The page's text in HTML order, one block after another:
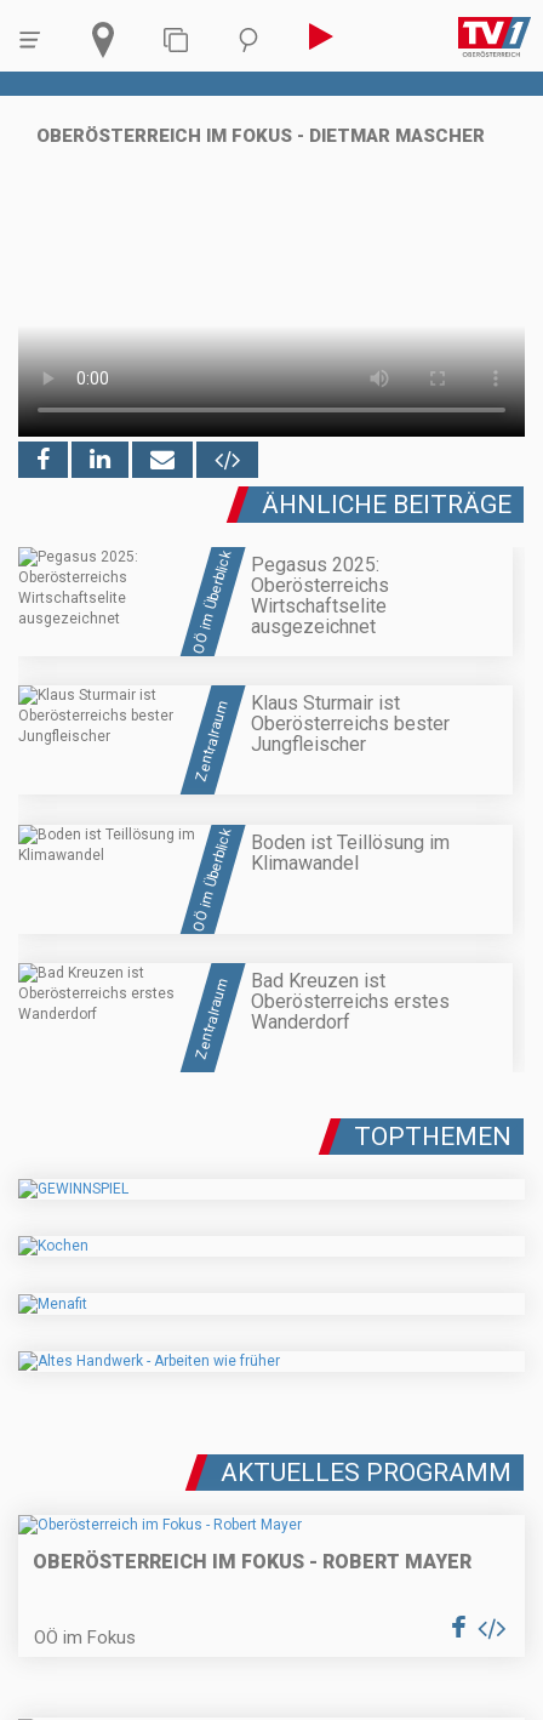
OBERÖSTERREICH IM FOKUS - DIETMAR MASCHER
ÄHNLICHE BEITRÄGE
OÖ im Überblick
Pegasus 2025:
Oberösterreichs
Wirtschaftselite
ausgezeichnet
Zentralraum
Klaus Sturmair ist
Oberösterreichs bester
Jungfleischer
OÖ im Überblick
Boden ist Teillösung im
Klimawandel
Zentralraum
Bad Kreuzen ist
Oberösterreichs erstes
Wanderdorf
TOPTHEMEN
AKTUELLES PROGRAMM
OBERÖSTERREICH IM FOKUS - ROBERT MAYER
OÖ im Fokus